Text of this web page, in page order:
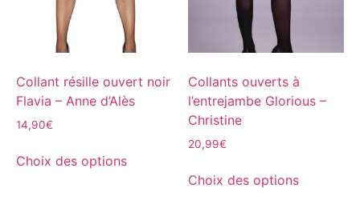
Collant résille ouvert noir
Flavia – Anne d’Alès
14,90€
Choix des options
Collants ouverts à
l’entrejambe Glorious –
Christine
20,99€
Choix des options